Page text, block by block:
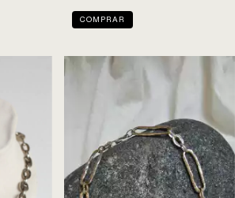
COMPRAR